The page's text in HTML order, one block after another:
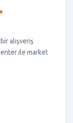
alışveriş
ile market